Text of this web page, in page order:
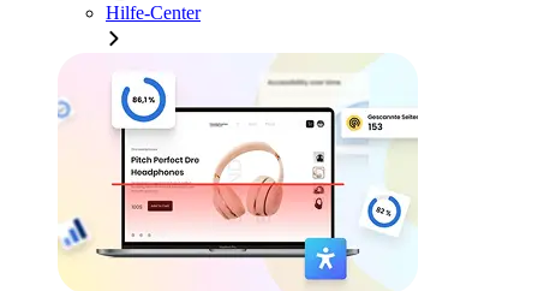
Hilfe-Center